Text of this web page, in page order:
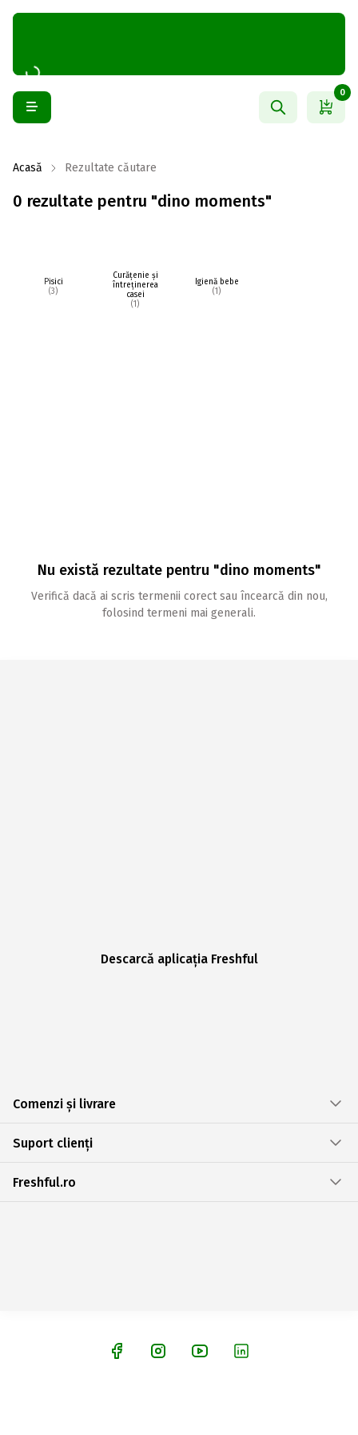
0
Acasă Rezultate căutare
0 rezultate pentru "dino moments"
Pisici
(3)
Curățenie și
întreținerea
casei
(1)
Igienă bebe
(1)
Nu există rezultate pentru "dino moments"
Verifică dacă ai scris termenii corect sau încearcă din nou,
folosind termeni mai generali.
Descarcă aplicația Freshful
Comenzi și livrare
Suport clienți
Freshful.ro